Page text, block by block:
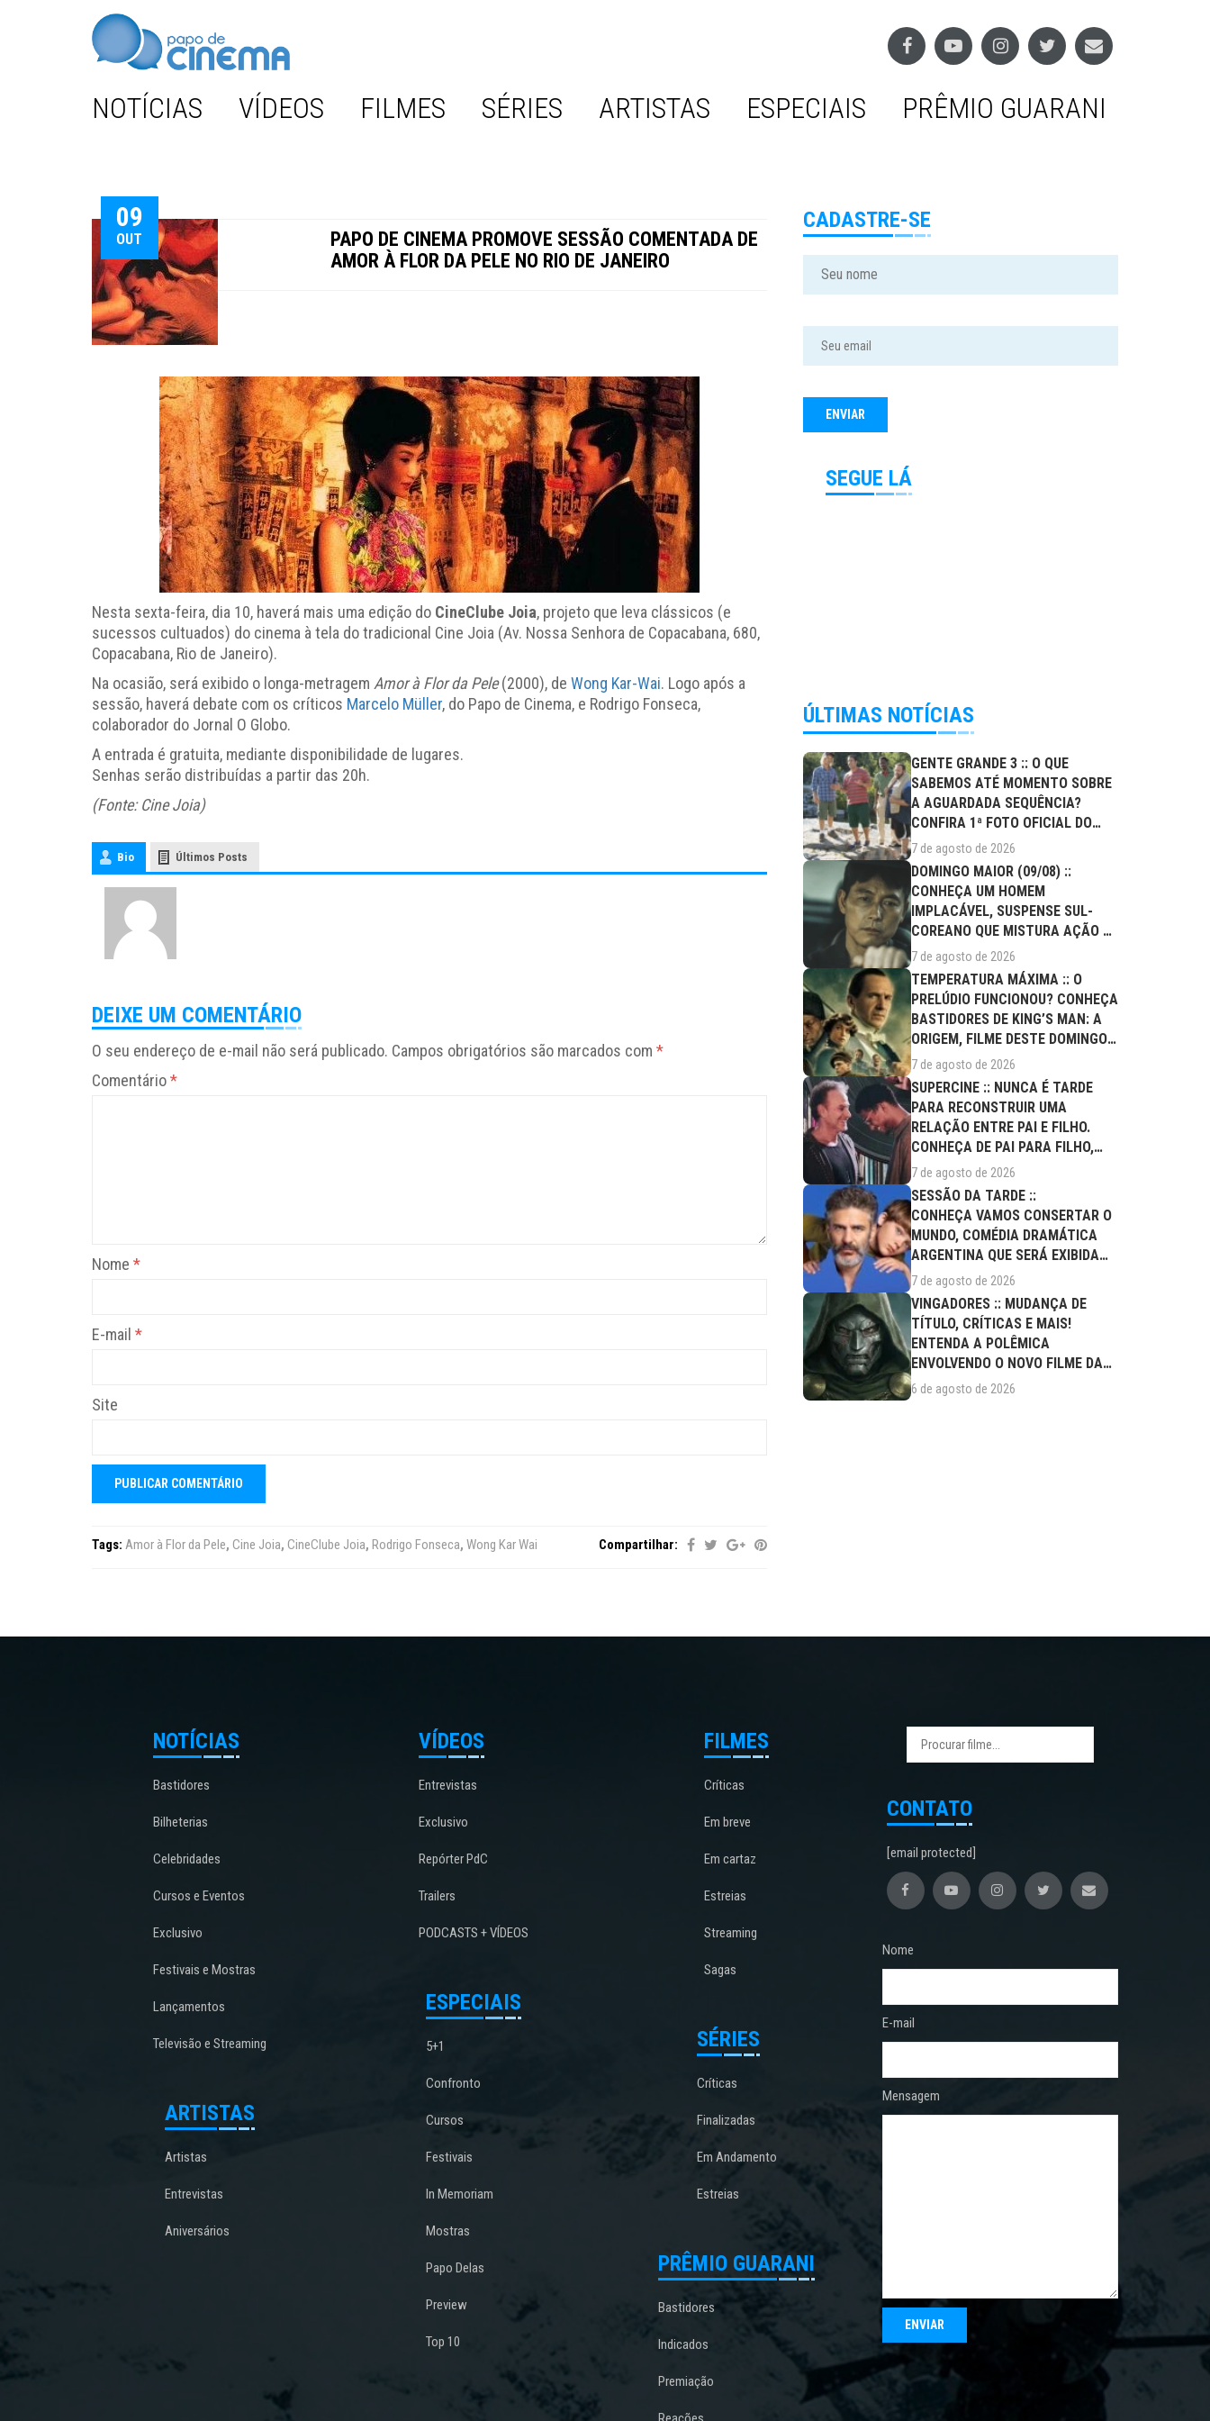
NOTÍCIAS VÍDEOS FILMES SÉRIES ARTISTAS ESPECIAIS PRÊMIO GUARANI
09
OUT
PAPO DE CINEMA PROMOVE SESSÃO COMENTADA DE
AMOR À FLOR DA PELE NO RIO DE JANEIRO
Nesta sexta-feira, dia 10, haverá mais uma edição do CineClube Joia, projeto que leva clássicos (e
sucessos cultuados) do cinema à tela do tradicional Cine Joia (Av. Nossa Senhora de Copacabana, 680,
Copacabana, Rio de Janeiro).
Na ocasião, será exibido o longa-metragem Amor à Flor da Pele(2000), de Wong Kar-Wai. Logo após a
sessão, haverá debate com os críticos Marcelo Müller, do Papo de Cinema, e Rodrigo Fonseca,
colaborador do Jornal O Globo.
A entrada é gratuita, mediante disponibilidade de lugares.
Senhas serão distribuídas a partir das 20h.
(Fonte: Cine Joia)
Bio Últimos Posts
DEIXE UM COMENTÁRIO
O seu endereço de e-mail não será publicado. Campos obrigatórios são marcados com *
Comentário*
Nome *
E-mail *
Site
Tags: Amor à Flor da Pele, Cine Joia, CineClube Joia, Rodrigo Fonseca, Wong Kar Wai Compartilhar:
CADASTRE-SE
SEGUE LÁ
ÚLTIMAS NOTÍCIAS
GENTE GRANDE 3 :: O QUE
SABEMOS ATÉ MOMENTO SOBRE
A AGUARDADA SEQUÊNCIA?
CONFIRA 1ª FOTO OFICIAL DO
ELENCO!
7 de agosto de 2026
DOMINGO MAIOR (09/08) ::
CONHEÇA UM HOMEM
IMPLACÁVEL, SUSPENSE SUL-
COREANO QUE MISTURA AÇÃO E
DRAMA FAMILIAR
7 de agosto de 2026
TEMPERATURA MÁXIMA :: O
PRELÚDIO FUNCIONOU? CONHEÇA
BASTIDORES DE KING’S MAN: A
ORIGEM, FILME DESTE DOMINGO
(09/08)
7 de agosto de 2026
SUPERCINE :: NUNCA É TARDE
PARA RECONSTRUIR UMA
RELAÇÃO ENTRE PAI E FILHO.
CONHEÇA DE PAI PARA FILHO,
FILME DESTE...
7 de agosto de 2026
SESSÃO DA TARDE ::
CONHEÇA VAMOS CONSERTAR O
MUNDO, COMÉDIA DRAMÁTICA
ARGENTINA QUE SERÁ EXIBIDA
NESTA SEXTA (07/08)
7 de agosto de 2026
VINGADORES :: MUDANÇA DE
TÍTULO, CRÍTICAS E MAIS!
ENTENDA A POLÊMICA
ENVOLVENDO O NOVO FILME DA
MARVEL
6 de agosto de 2026
NOTÍCIAS
Bastidores
Bilheterias
Celebridades
Cursos e Eventos
Exclusivo
Festivais e Mostras
Lançamentos
Televisão e Streaming
ARTISTAS
Artistas
Entrevistas
Aniversários
VÍDEOS
Entrevistas
Exclusivo
Repórter PdC
Trailers
PODCASTS + VÍDEOS
ESPECIAIS
5+1
Confronto
Cursos
Festivais
In Memoriam
Mostras
Papo Delas
Preview
Top 10
FILMES
Críticas
Em breve
Em cartaz
Estreias
Streaming
Sagas
SÉRIES
Críticas
Finalizadas
Em Andamento
Estreias
PRÊMIO GUARANI
Bastidores
Indicados
Premiação
CONTATO
[email protected]
Nome
E-mail
Mensagem